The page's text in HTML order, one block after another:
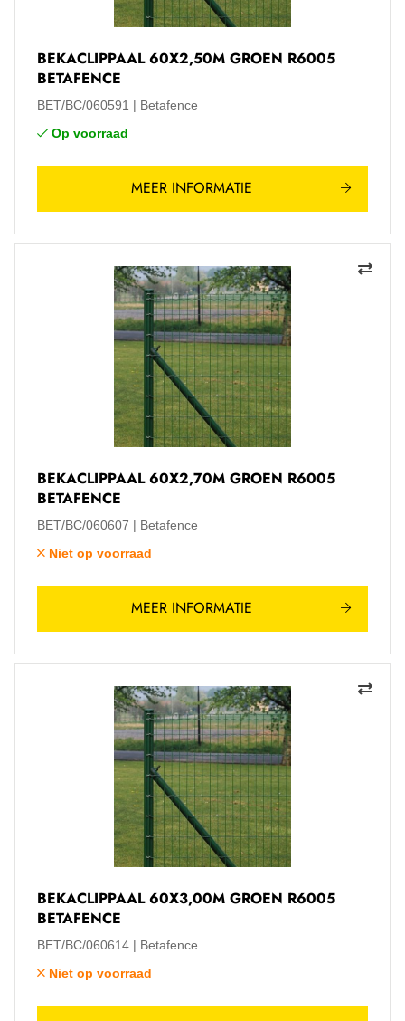
BEKACLIPPAAL 60X2,50M GROEN R6005
BETAFENCE
BET/BC/060591
Betafence
Op voorraad
MEER INFORMATIE
BEKACLIPPAAL 60X2,70M GROEN R6005
BETAFENCE
BET/BC/060607
Betafence
Niet op voorraad
MEER INFORMATIE
BEKACLIPPAAL 60X3,00M GROEN R6005
BETAFENCE
BET/BC/060614
Betafence
Niet op voorraad